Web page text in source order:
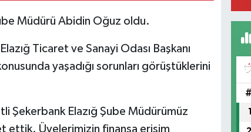
Müdürü Abidin Oğuz oldu.
Ticaret ve Sanayi Odası Başkanı
yaşadığı sorunları görüştüklerini
Şekerbank Elazığ Şube Müdürümüz
ettik. Üyelerimizin finansa erişim
#
1